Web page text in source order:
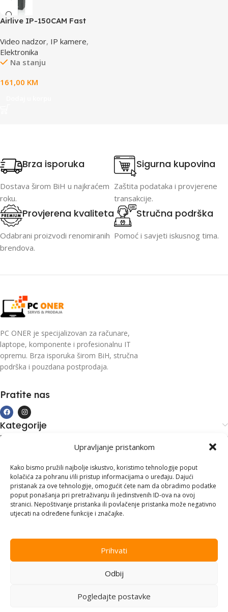
Upravljanje pristankom
Kako bismo pružili najbolje iskustvo, koristimo tehnologije poput
kolačića za pohranu i/ili pristup informacijama o uređaju. Dajući
pristanak za ove tehnologije, omogućit ćete nam da obradimo podatke
poput ponašanja pri pretraživanju ili jedinstvenih ID-ova na ovoj
stranici. Nepoštivanje pristanka ili povlačenje pristanka može negativno
utjecati na određene funkcije i značajke.
Prihvati
Odbij
Pogledajte postavke
Airlive IP-150CAM Fast
camera
Video nadzor, IP kamere,
Elektronika
Na stanju
161,00 KM
Brza isporuka
Dostava širom BiH u najkraćem
roku.
Sigurna kupovina
Zaštita podataka i provjerene
transakcije.
Provjerena kvaliteta
Odabrani proizvodi renomiranih
brendova.
Stručna podrška
Pomoć i savjeti iskusnog tima.
PC ONER je specijalizovan za računare,
laptope, komponente i profesionalnu IT
opremu. Brza isporuka širom BiH, stručna
podrška i pouzdana postprodaja.
Pratite nas
Kategorije
Kupovina i podrška
Kontakt informacije
Branilaca Bosne, 75 300 Lukavac
+387 35 555 999
info@pconer.ba
Vision.